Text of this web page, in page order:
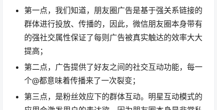
第一点，我们知道，朋友圈广告是基于强关系链接的
群体进行投放、传播的，因此，微信朋友圈本身带有
的强社交属性保证了每则广告被真实触达的效率大大
提高；
第二点，广告提供了好友之间的社交互动功能，每一
个@都意味着传播来了一次裂变；
第三点，是粉丝效应下的群体互动。明星互动模式的